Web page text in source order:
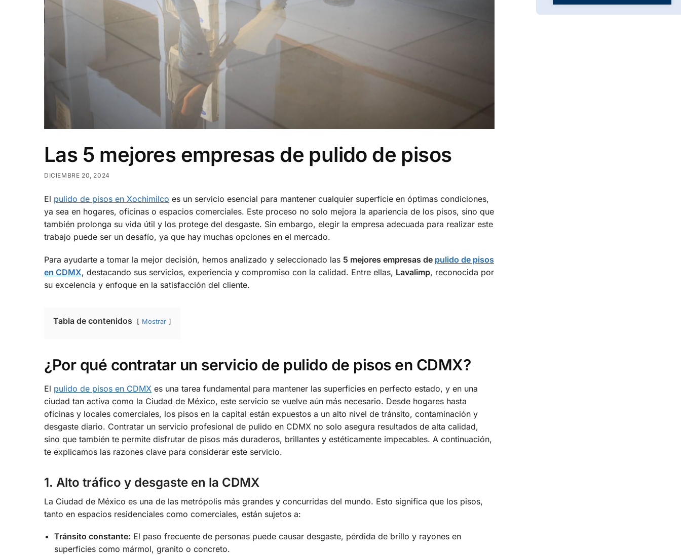
Las 5 mejores empresas de pulido de pisos
DICIEMBRE 20, 2024
El pulido de pisos en Xochimilco es un servicio esencial para mantener cualquier superficie en óptimas condiciones,
ya sea en hogares, oficinas o espacios comerciales. Este proceso no solo mejora la apariencia de los pisos, sino que
también prolonga su vida útil y los protege del desgaste. Sin embargo, elegir la empresa adecuada para realizar este
trabajo puede ser un desafío, ya que hay muchas opciones en el mercado.
Para ayudarte a tomar la mejor decisión, hemos analizado y seleccionado las 5 mejores empresas de pulido de pisos
en CDMX, destacando sus servicios, experiencia y compromiso con la calidad. Entre ellas, Lavalimp, reconocida por
su excelencia y enfoque en la satisfacción del cliente.
Tabla de contenidos Mostrar
¿Por qué contratar un servicio de pulido de pisos en CDMX?
El pulido de pisos en CDMX es una tarea fundamental para mantener las superficies en perfecto estado, y en una
ciudad tan activa como la Ciudad de México, este servicio se vuelve aún más necesario. Desde hogares hasta
oficinas y locales comerciales, los pisos en la capital están expuestos a un alto nivel de tránsito, contaminación y
desgaste diario. Contratar un servicio profesional de pulido en CDMX no solo asegura resultados de alta calidad,
sino que también te permite disfrutar de pisos más duraderos, brillantes y estéticamente impecables. A continuación,
te explicamos las razones clave para considerar este servicio.
1. Alto tráfico y desgaste en la CDMX
La Ciudad de México es una de las metrópolis más grandes y concurridas del mundo. Esto significa que los pisos,
tanto en espacios residenciales como comerciales, están sujetos a:
Tránsito constante: El paso frecuente de personas puede causar desgaste, pérdida de brillo y rayones en
superficies como mármol, granito o concreto.